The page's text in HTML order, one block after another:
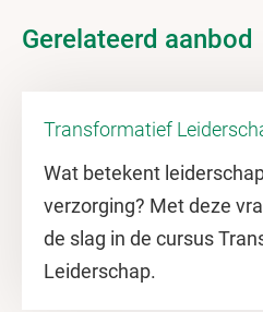
Gerelateerd aanbod
Transformatief
Wat betekent
verzorging? Met deze
de slag in de cursus
Leiderschap.